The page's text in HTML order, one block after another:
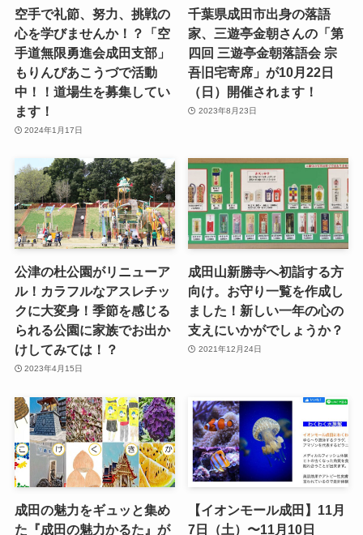
空手で礼節、努力、挑戦の
心を学びませんか！？「空
手道無限勇進会成田支部」
もりんぴあこうづで活動
中！！道場生を募集してい
ます！
2024年1月17日
千葉県成田市出身の落語
家、三遊亭金朝さんの「第
四回 三遊亭金朝落語会 宗
吾旧宅寄席」が10月22日
（日）開催されます！
2023年8月23日
公津の杜公園がリニューア
ル！カラフルなアスレチッ
クに大変身！季節を感じる
られる公園に家族でお出か
けしてみては！？
2023年4月15日
成田山新勝寺へ初詣する方
向け。お守り一覧を作成し
ました！新しい一年の心の
支えにいかがでしょうか？
2021年12月24日
成田の魅力をギュッと集め
た『成田の魅力かるた』が
【イオンモール成田】11月
7日（土）〜11月10日